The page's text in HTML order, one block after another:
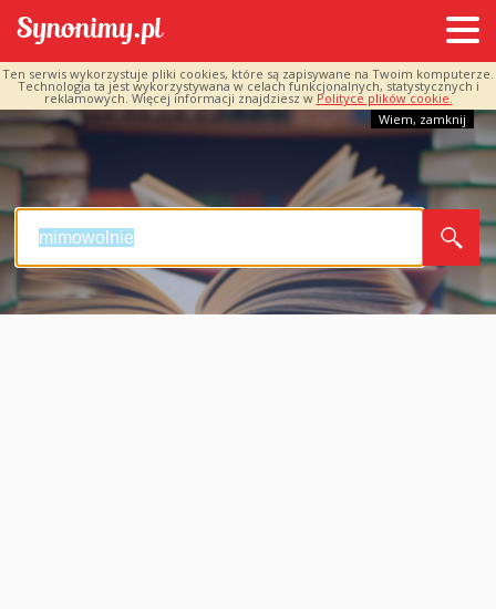
Ten serwis wykorzystuje pliki cookies, które są zapisywane na Twoim komputerze.
Technologia ta jest wykorzystywana w celach funkcjonalnych, statystycznych i
reklamowych. Więcej informacji znajdziesz w Polityce plików cookie.
Wiem, zamknij